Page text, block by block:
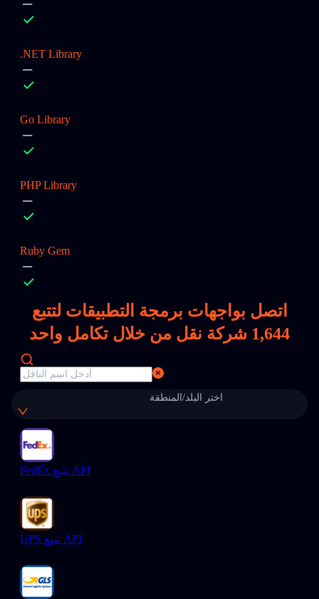
.NET Library
Go Library
PHP Library
Ruby Gem
اتصل بواجهات برمجة التطبيقات لتتبع
1,644 شركة نقل من خلال تكامل واحد
اختر البلد/المنطقة
FedEx تتبع API
UPS تتبع API